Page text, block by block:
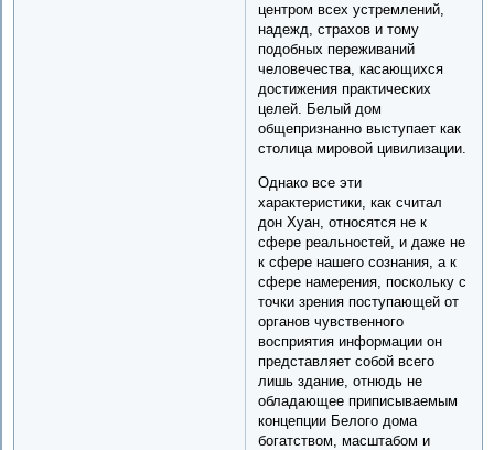
центром всех устремлений,
надежд, страхов и тому
подобных переживаний
человечества, касающихся
достижения практических
целей. Белый дом
общепризнанно выступает как
столица мировой цивилизации.
Однако все эти
характеристики, как считал
дон Хуан, относятся не к
сфере реальностей, и даже не
к сфере нашего сознания, а к
сфере намерения, поскольку с
точки зрения поступающей от
органов чувственного
восприятия информации он
представляет собой всего
лишь здание, отнюдь не
обладающее приписываемым
концепции Белого дома
богатством, масштабом и